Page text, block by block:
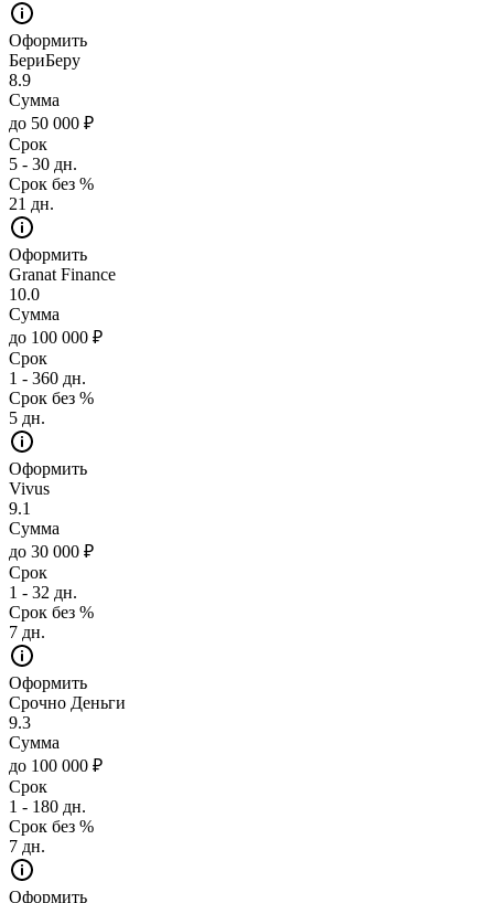
Оформить
БериБеру
8.9
Сумма
до 50 000 ₽
Срок
5 - 30 дн.
Срок без %
21 дн.
Оформить
Granat Finance
10.0
Сумма
до 100 000 ₽
Срок
1 - 360 дн.
Срок без %
5 дн.
Оформить
Vivus
9.1
Сумма
до 30 000 ₽
Срок
1 - 32 дн.
Срок без %
7 дн.
Оформить
Срочно Деньги
9.3
Сумма
до 100 000 ₽
Срок
1 - 180 дн.
Срок без %
7 дн.
Оформить